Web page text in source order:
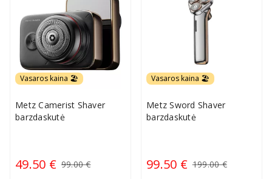
Vasaros kaina 🏖️
Metz Camerist Shaver
barzdaskutė
49.50 € 99.00 €
Vasaros kaina 🏖️
Metz Sword Shaver
barzdaskutė
99.50 € 199.00 €